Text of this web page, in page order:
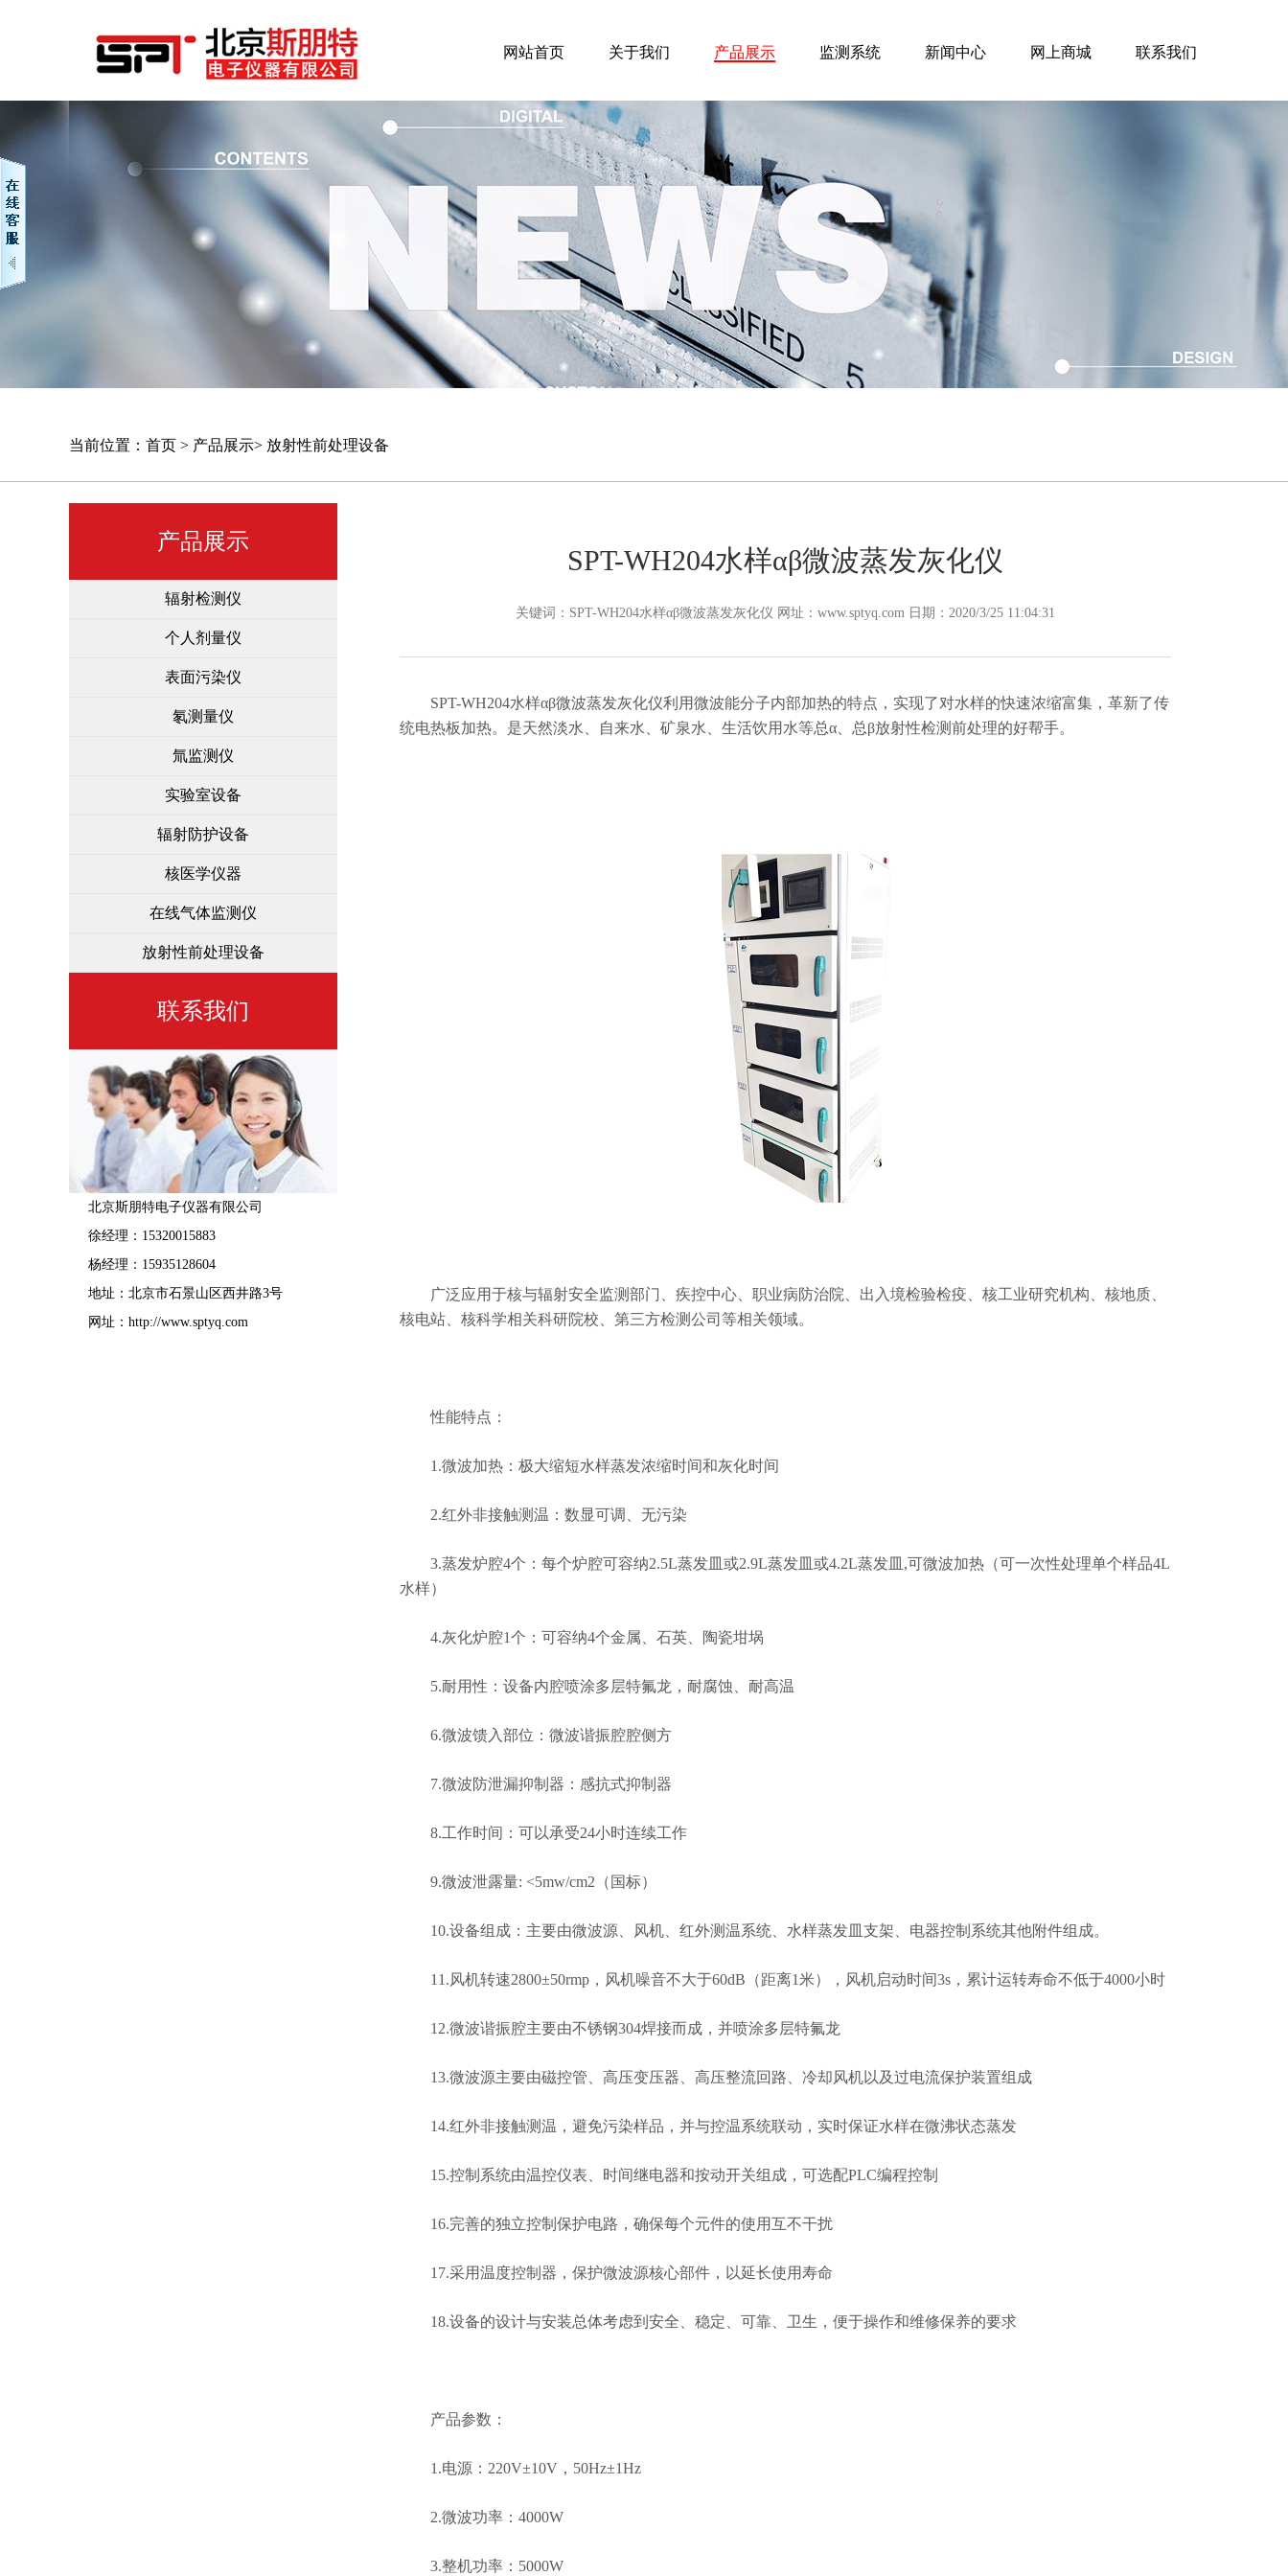
网站首页 关于我们 产品展示 监测系统 新闻中心 网上商城 联系我们
当前位置： 首页 > 产品展示> 放射性前处理设备
产品展示
辐射检测仪
个人剂量仪
表面污染仪
氡测量仪
氚监测仪
实验室设备
辐射防护设备
核医学仪器
在线气体监测仪
放射性前处理设备
联系我们
北京斯朋特电子仪器有限公司
徐经理：15320015883
杨经理：15935128604
地址：北京市石景山区西井路3号
网址：http://www.sptyq.com
SPT-WH204水样αβ微波蒸发灰化仪
关键词：SPT-WH204水样αβ微波蒸发灰化仪 网址：www.sptyq.com 日期：2020/3/25 11:04:31
SPT-WH204水样αβ微波蒸发灰化仪利用微波能分子内部加热的特点，实现了对水样的快速浓缩富集，革新了传
统电热板加热。是天然淡水、自来水、矿泉水、生活饮用水等总α、总β放射性检测前处理的好帮手。
广泛应用于核与辐射安全监测部门、疾控中心、职业病防治院、出入境检验检疫、核工业研究机构、核地质、
核电站、核科学相关科研院校、第三方检测公司等相关领域。
性能特点：
1.微波加热：极大缩短水样蒸发浓缩时间和灰化时间
2.红外非接触测温：数显可调、无污染
3.蒸发炉腔4个：每个炉腔可容纳2.5L蒸发皿或2.9L蒸发皿或4.2L蒸发皿,可微波加热（可一次性处理单个样品4L
水样）
4.灰化炉腔1个：可容纳4个金属、石英、陶瓷坩埚
5.耐用性：设备内腔喷涂多层特氟龙，耐腐蚀、耐高温
6.微波馈入部位：微波谐振腔腔侧方
7.微波防泄漏抑制器：感抗式抑制器
8.工作时间：可以承受24小时连续工作
9.微波泄露量: <5mw/cm2（国标）
10.设备组成：主要由微波源、风机、红外测温系统、水样蒸发皿支架、电器控制系统其他附件组成。
11.风机转速2800±50rmp，风机噪音不大于60dB（距离1米），风机启动时间3s，累计运转寿命不低于4000小时
12.微波谐振腔主要由不锈钢304焊接而成，并喷涂多层特氟龙
13.微波源主要由磁控管、高压变压器、高压整流回路、冷却风机以及过电流保护装置组成
14.红外非接触测温，避免污染样品，并与控温系统联动，实时保证水样在微沸状态蒸发
15.控制系统由温控仪表、时间继电器和按动开关组成，可选配PLC编程控制
16.完善的独立控制保护电路，确保每个元件的使用互不干扰
17.采用温度控制器，保护微波源核心部件，以延长使用寿命
18.设备的设计与安装总体考虑到安全、稳定、可靠、卫生，便于操作和维修保养的要求
产品参数：
1.电源：220V±10V，50Hz±1Hz
2.微波功率：4000W
3.整机功率：5000W